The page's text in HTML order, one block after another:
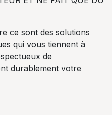
ce sont des solutions
qui vous tiennent à
de
durablement votre